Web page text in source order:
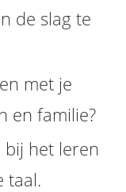
de slag te
met je
en familie?
bij het leren
taal.